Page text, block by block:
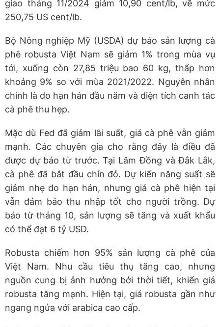
giao tháng 11/2024 giảm 10,90 cent/lb, về mức
250,75 US cent/lb.
Bộ Nông nghiệp Mỹ (USDA) dự báo sản lượng cà
phê robusta Việt Nam sẽ giảm 1% trong mùa vụ
tới, xuống còn 27,85 triệu bao 60 kg, thấp hơn
khoảng 9% so với mùa 2021/2022. Nguyên nhân
chính là do hạn hán đầu năm và diện tích canh tác
cà phê thu hẹp.
Mặc dù Fed đã giảm lãi suất, giá cà phê vẫn giảm
mạnh. Các chuyên gia cho rằng đây là điều đã
được dự báo từ trước. Tại Lâm Đồng và Đắk Lắk,
cà phê đã bắt đầu chín đỏ. Dự kiến năng suất sẽ
giảm nhẹ do hạn hán, nhưng giá cà phê hiện tại
vẫn đảm bảo thu nhập tốt cho người trồng. Dự
báo từ tháng 10, sản lượng sẽ tăng và xuất khẩu
có thể đạt 6 tỷ USD.
Robusta chiếm hơn 95% sản lượng cà phê của
Việt Nam. Nhu cầu tiêu thụ tăng cao, nhưng
nguồn cung bị ảnh hưởng bởi thời tiết, khiến giá
robusta tăng mạnh. Hiện tại, giá robusta gần như
ngang ngửa với arabica cao cấp.